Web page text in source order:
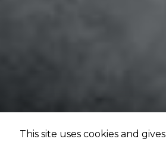
This site uses cookies and